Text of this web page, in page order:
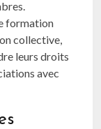
formation
collective,
leurs droits
avec